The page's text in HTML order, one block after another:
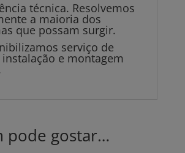
técnica. Resolvemos
a maioria dos
que possam surgir.
serviço de
e montagem
pode gostar…